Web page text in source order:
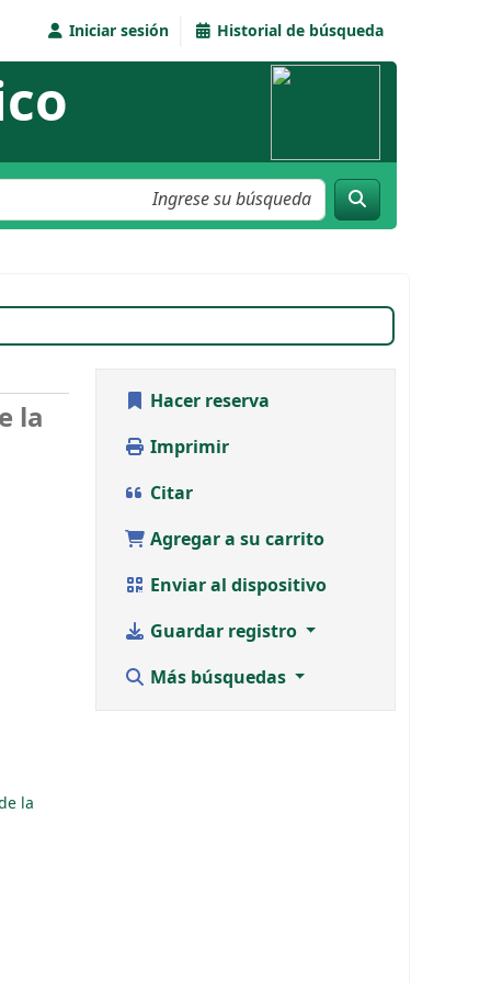
Iniciar sesión Historial de búsqueda
la
la
Hacer reserva
Imprimir
Citar
Agregar a su carrito
Enviar al dispositivo
Guardar registro
Más búsquedas